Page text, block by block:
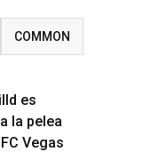
COMMON
es
la pelea
Vegas